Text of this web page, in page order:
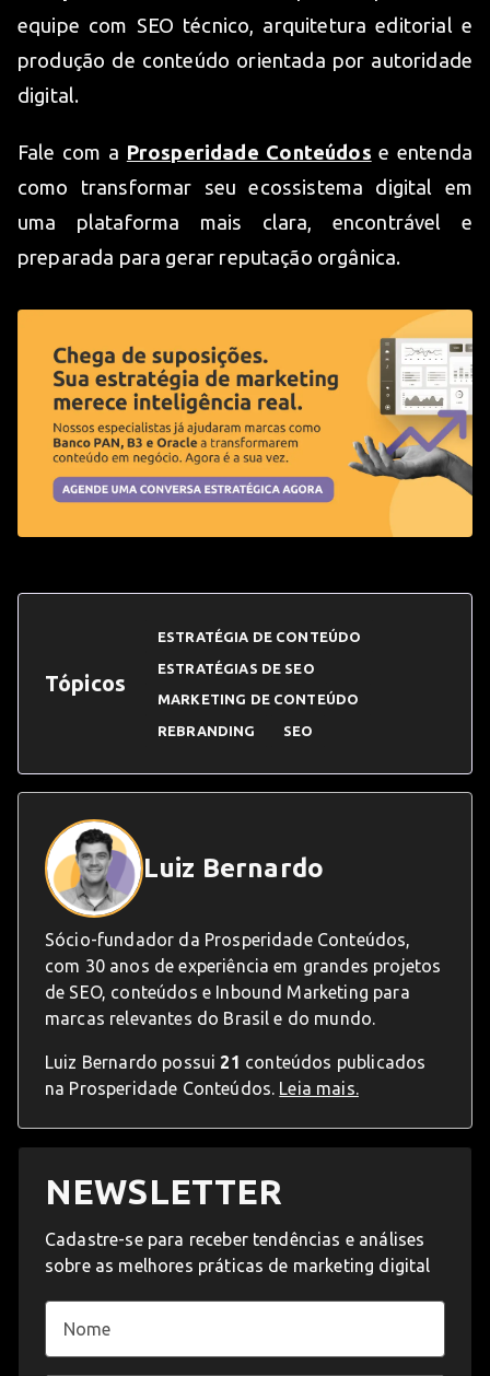
equipe com SEO técnico, arquitetura editorial e
produção de conteúdo orientada por autoridade
digital.
Fale com a Prosperidade Conteúdos e entenda
como transformar seu ecossistema digital em
uma plataforma mais clara, encontrável e
preparada para gerar reputação orgânica.
Tópicos
ESTRATÉGIA DE CONTEÚDO
ESTRATÉGIAS DE SEO
MARKETING DE CONTEÚDO
REBRANDING SEO
Luiz Bernardo
Sócio-fundador da Prosperidade Conteúdos,
com 30 anos de experiência em grandes projetos
de SEO, conteúdos e Inbound Marketing para
marcas relevantes do Brasil e do mundo.
Luiz Bernardo possui 21 conteúdos publicados
na Prosperidade Conteúdos. Leia mais.
NEWSLETTER
Cadastre-se para receber tendências e análises
sobre as melhores práticas de marketing digital